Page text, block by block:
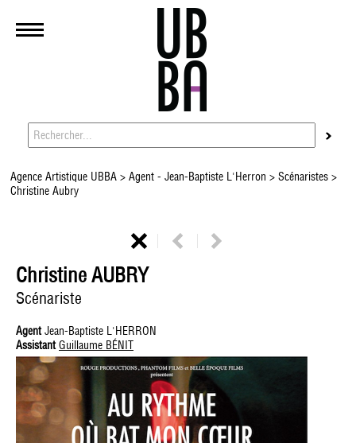
Agence Artistique UBBA>Agent - Jean-Baptiste L'Herron > Scénaristes>
Christine Aubry
Christine AUBRY
Scénariste
AgentJean-Baptiste L'HERRON
AssistantGuillaume BÉNIT